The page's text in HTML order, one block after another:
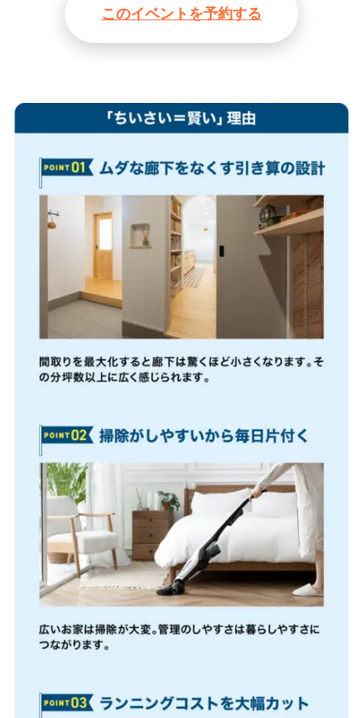
このイベントを予約する